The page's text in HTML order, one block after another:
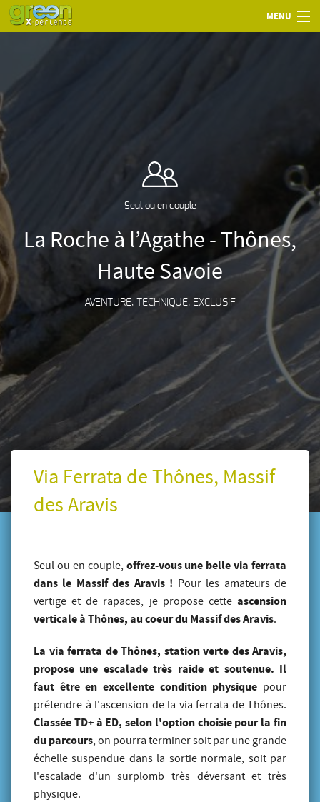
MENU
Seul ou en couple
La Roche à l’Agathe - Thônes,
Haute Savoie
AVENTURE, TECHNIQUE, EXCLUSIF
Via Ferrata de Thônes, Massif
des Aravis
Seul ou en couple, offrez-vous une belle via ferrata
dans le Massif des Aravis ! Pour les amateurs de
vertige et de rapaces, je propose cette ascension
verticale à Thônes, au coeur du Massif des Aravis.
La via ferrata de Thônes, station verte des Aravis,
propose une escalade très raide et soutenue. Il
faut être en excellente condition physique pour
prétendre à l'ascension de la via ferrata de Thônes.
Classée TD+ à ED, selon l'option choisie pour la fin
du parcours, on pourra terminer soit par une grande
échelle suspendue dans la sortie normale, soit par
l'escalade d'un surplomb très déversant et très
physique.